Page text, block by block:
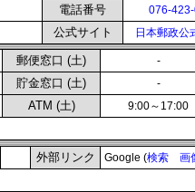
電話番号 076-
公式サイト 日本郵政公
郵便窓口 (土) -
貯金窓口 (土) -
ATM (土) 9:00～17:00
外部リンク Google (検索 画